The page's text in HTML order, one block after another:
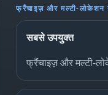
फ्रैंचाइज़ और मल्टी-लोकेशन
सबसे उपयुक्त
फ्रैंचाइज़ और मल्टी-